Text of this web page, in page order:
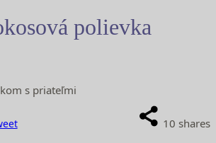
polievka
s priateľmi
10 shares